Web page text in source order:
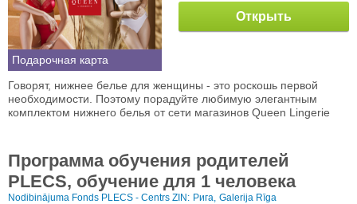
Подарочная карта
Открыть
Говорят, нижнее белье для женщины - это роскошь первой
необходимости. Поэтому порадуйте любимую элегантным
комплектом нижнего белья от сети магазинов Queen Lingerie
Программа обучения родителей
PLECS, обучение для 1 человека
Nodibinājuma Fonds PLECS - Centrs ZIN: Рига, Galerija Rīga